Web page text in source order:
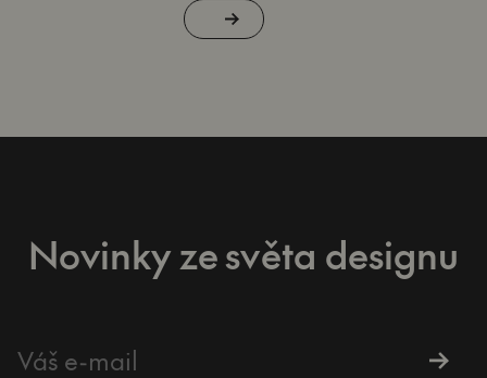
Novinky ze světa designu